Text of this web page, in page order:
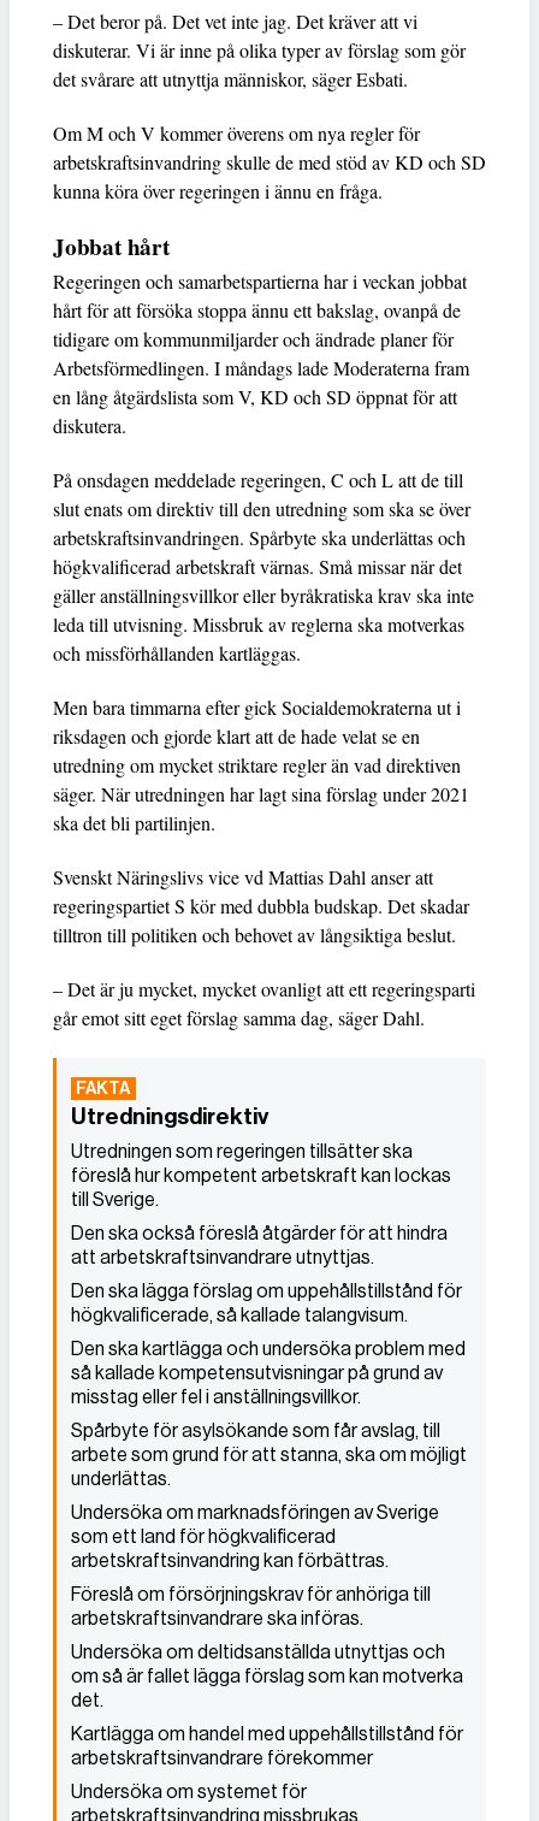
– Det beror på. Det vet inte jag. Det kräver att vi
diskuterar. Vi är inne på olika typer av förslag som gör
det svårare att utnyttja människor, säger Esbati.
Om M och V kommer överens om nya regler för
arbetskraftsinvandring skulle de med stöd av KD och SD
kunna köra över regeringen i ännu en fråga.
Jobbat hårt
Regeringen och samarbetspartierna har i veckan jobbat
hårt för att försöka stoppa ännu ett bakslag, ovanpå de
tidigare om kommunmiljarder och ändrade planer för
Arbetsförmedlingen. I måndags lade Moderaterna fram
en lång åtgärdslista som V, KD och SD öppnat för att
diskutera.
På onsdagen meddelade regeringen, C och L att de till
slut enats om direktiv till den utredning som ska se över
arbetskraftsinvandringen. Spårbyte ska underlättas och
högkvalificerad arbetskraft värnas. Små missar när det
gäller anställningsvillkor eller byråkratiska krav ska inte
leda till utvisning. Missbruk av reglerna ska motverkas
och missförhållanden kartläggas.
Men bara timmarna efter gick Socialdemokraterna ut i
riksdagen och gjorde klart att de hade velat se en
utredning om mycket striktare regler än vad direktiven
säger. När utredningen har lagt sina förslag under 2021
ska det bli partilinjen.
Svenskt Näringslivs vice vd Mattias Dahl anser att
regeringspartiet S kör med dubbla budskap. Det skadar
tilltron till politiken och behovet av långsiktiga beslut.
– Det är ju mycket, mycket ovanligt att ett regeringsparti
går emot sitt eget förslag samma dag, säger Dahl.
Utredningsdirektiv
Utredningen som regeringen tillsätter ska
föreslå hur kompetent arbetskraft kan lockas
till Sverige.
Den ska också föreslå åtgärder för att hindra
att arbetskraftsinvandrare utnyttjas.
Den ska lägga förslag om uppehållstillstånd för
högkvalificerade, så kallade talangvisum.
Den ska kartlägga och undersöka problem med
så kallade kompetensutvisningar på grund av
misstag eller fel i anställningsvillkor.
Spårbyte för asylsökande som får avslag, till
arbete som grund för att stanna, ska om möjligt
underlättas.
Undersöka om marknadsföringen av Sverige
som ett land för högkvalificerad
arbetskraftsinvandring kan förbättras.
Föreslå om försörjningskrav för anhöriga till
arbetskraftsinvandrare ska införas.
Undersöka om deltidsanställda utnyttjas och
om så är fallet lägga förslag som kan motverka
det.
Kartlägga om handel med uppehållstillstånd för
arbetskraftsinvandrare förekommer
Undersöka om systemet för
arbetskraftsinvandring missbrukas.